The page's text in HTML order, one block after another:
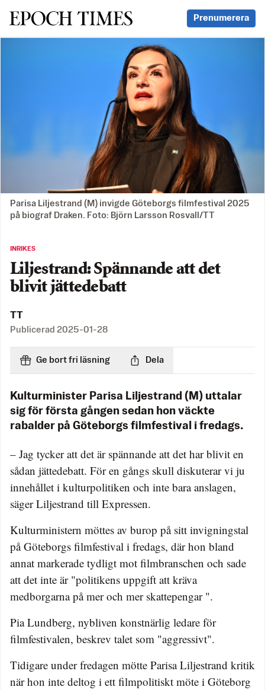
Svenska Epoch Times Prenumerera
Parisa Liljestrand (M) invigde Göteborgs filmfestival 2025
på biograf Draken. Foto: Björn Larsson Rosvall/TT
INRIKES
Liljestrand: Spännande att det
blivit jättedebatt
TT
Publicerad 2025-01-28
Ge bort fri läsning Dela
Kulturminister Parisa Liljestrand (M) uttalar
sig för första gången sedan hon väckte
rabalder på Göteborgs filmfestival i fredags.
– Jag tycker att det är spännande att det har blivit en
sådan jättedebatt. För en gångs skull diskuterar vi ju
innehållet i kulturpolitiken och inte bara anslagen,
säger Liljestrand till Expressen.
Kulturministern möttes av burop på sitt invigningstal
på Göteborgs filmfestival i fredags, där hon bland
annat markerade tydligt mot filmbranschen och sade
att det inte är "politikens uppgift att kräva
medborgarna på mer och mer skattepengar ".
Pia Lundberg, nybliven konstnärlig ledare för
filmfestivalen, beskrev talet som "aggressivt".
Tidigare under fredagen mötte Parisa Liljestrand kritik
när hon inte deltog i ett filmpolitiskt möte i Göteborg